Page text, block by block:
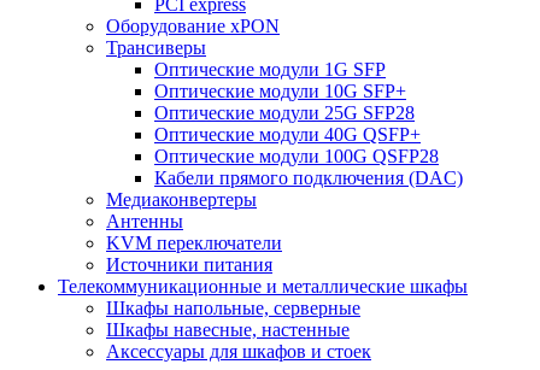
Оборудование xPON
Трансиверы
Оптические модули 1G SFP
Оптические модули 10G SFP+
Оптические модули 25G SFP28
Оптические модули 40G QSFP+
Оптические модули 100G QSFP28
Кабели прямого подключения (DAC)
Медиаконвертеры
Антенны
KVM переключатели
Источники питания
Телекоммуникационные и металлические шкафы
Шкафы напольные, серверные
Шкафы навесные, настенные
Аксессуары для шкафов и стоек